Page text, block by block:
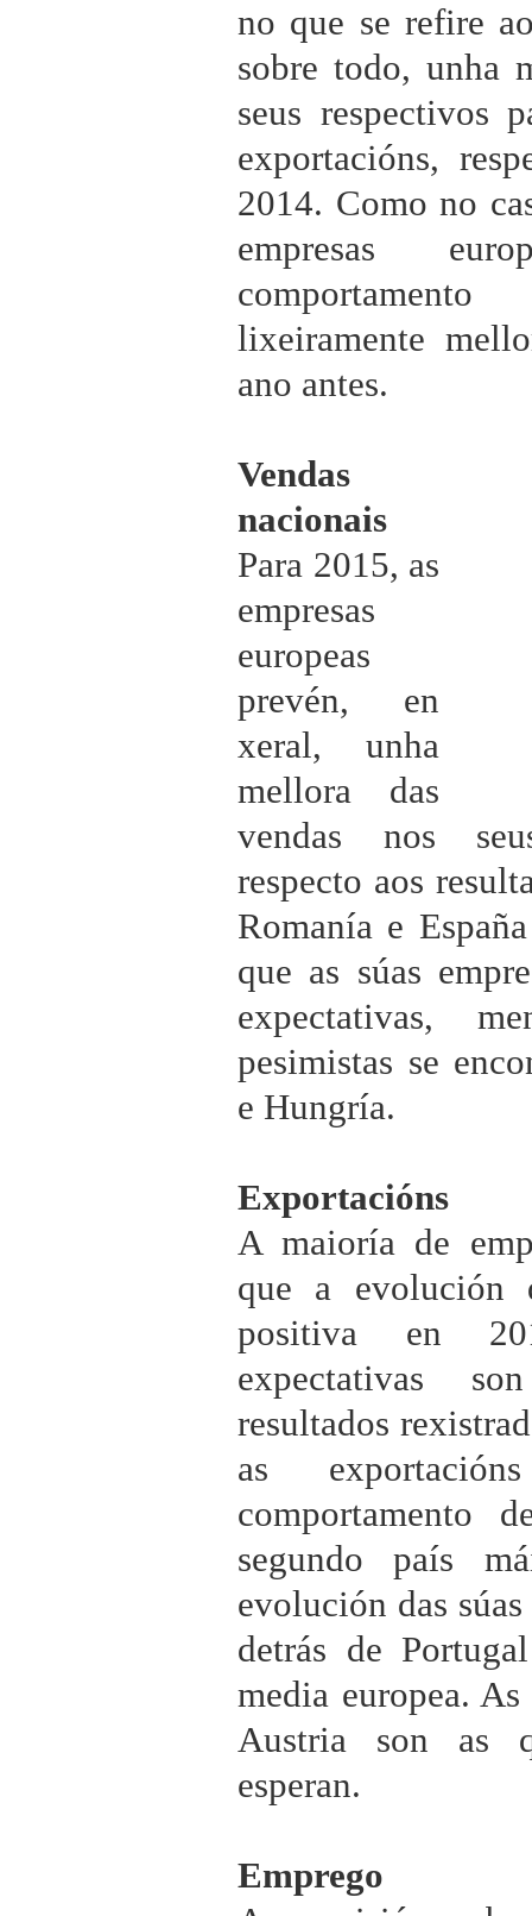
no que se refire
sobre todo, unha
seus respectivos
exportacións,
2014. Como no
empresas
lixeiramente
ano antes.
Vendas
nacionais
Para 2015, as
empresas
europeas
prevén, en
xeral, unha
mellora das
vendas nos
respecto aos
Romanía e
que as súas
expectativas,
pesimistas se
e Hungría.
Exportacións
A maioría de
que a evolución
positiva en
expectativas
resultados
as
comportamento
segundo país
evolución das
detrás de
media europea.
Austria son as
esperan.
Emprego